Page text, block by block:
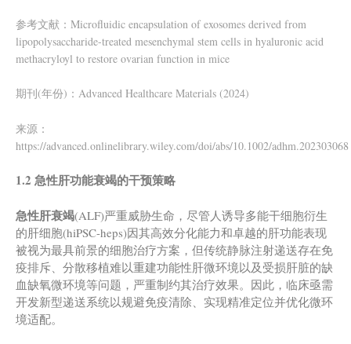
参考文献：Microfluidic encapsulation of exosomes derived from
lipopolysaccharide-treated mesenchymal stem cells in hyaluronic acid
methacryloyl to restore ovarian function in mice
期刊(年份)：Advanced Healthcare Materials (2024)
来源：
https://advanced.onlinelibrary.wiley.com/doi/abs/10.1002/adhm.202303068
1.2 急性肝功能衰竭的干预策略
急性肝衰竭(ALF)严重威胁生命，尽管人诱导多能干细胞衍生
的肝细胞(hiPSC-heps)因其高效分化能力和卓越的肝功能表现
被视为最具前景的细胞治疗方案，但传统静脉注射递送存在免
疫排斥、分散移植难以重建功能性肝微环境以及受损肝脏的缺
血缺氧微环境等问题，严重制约其治疗效果。因此，临床亟需
开发新型递送系统以规避免疫清除、实现精准定位并优化微环
境适配。